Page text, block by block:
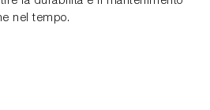
nel tempo.